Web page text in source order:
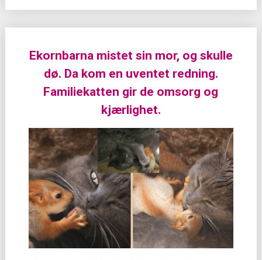
Ekornbarna mistet sin mor, og skulle
dø. Da kom en uventet redning.
Familiekatten gir de omsorg og
kjærlighet.